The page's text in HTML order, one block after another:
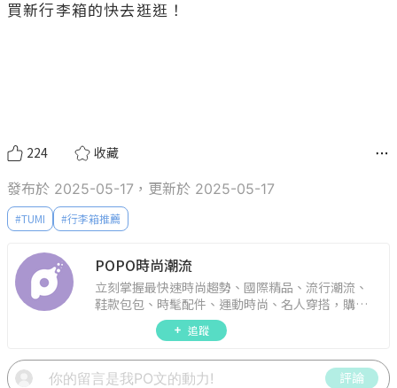
買新行李箱的快去逛逛！
224 收藏
發布於 2025-05-17，更新於 2025-05-17
#TUMI #行李箱推薦
POPO時尚潮流
立刻掌握最快速時尚趨勢、國際精品、流行潮流、
鞋款包包、時髦配件、運動時尚、名人穿搭，購物
追蹤
評論